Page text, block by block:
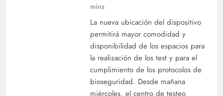
mins
La nueva ubicación del dispositivo
permitirá mayor comodidad y
disponibilidad de los espacios para
la realización de los test y para el
cumplimiento de los protocolos de
bioseguridad. Desde mañana
miércoles, el centro de testeo